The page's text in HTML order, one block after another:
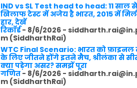
IND vs SL Test head to head: 11 साल
खिलाफ टेस्ट में अजेय है भारत, 2015 में
हार, देखें
रिकॉर्ड- 8/6/2026 -
m (SiddharthRai)
WTC Final Scenario: भारत को
के लिए जीतने होंगे इतने मैच, श्रीलंका से
क्या पड़ेगा असर? समझें पूरा
गणित- 8/6/2026 -
m (SiddharthRai)